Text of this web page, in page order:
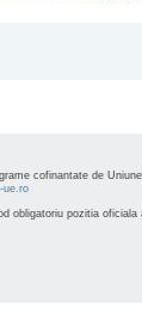
cofinantate de
ue.ro
obligatoriu pozitia oficiala